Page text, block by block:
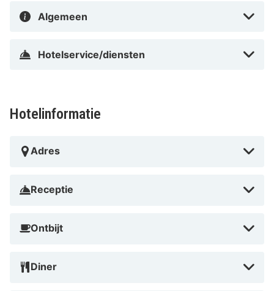
zwembaden. Zijn de kids mee, dan is Amusementspark
Algemeen
Hotelservice/diensten
Hotelinformatie
Adres
Receptie
Ontbijt
Diner